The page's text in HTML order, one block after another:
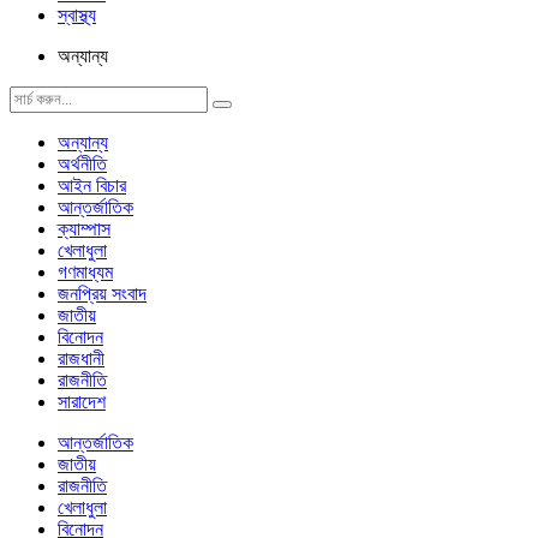
স্বাস্থ্য
অন্যান্য
অন্যান্য
অর্থনীতি
আইন বিচার
আন্তর্জাতিক
ক্যাম্পাস
খেলাধুলা
গণমাধ্যম
জনপ্রিয় সংবাদ
জাতীয়
বিনোদন
রাজধানী
রাজনীতি
সারাদেশ
আন্তর্জাতিক
জাতীয়
রাজনীতি
খেলাধুলা
বিনোদন